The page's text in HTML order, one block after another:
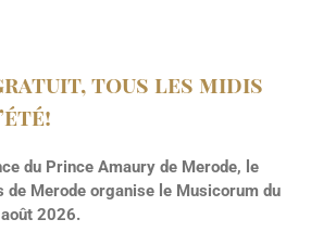
tous les midis
du Prince Amaury de Merode, le
de Merode organise le Musicorum du
2026.